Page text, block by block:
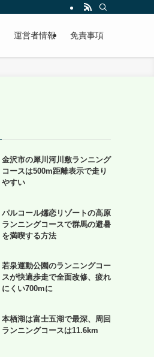
運営者情報 免責事項
金沢市の犀川河川敷ランニング
コースは500m距離表示で走り
やすい
パルコール嬬恋リゾートの高原
ランニングコースで群馬の避暑
を満喫する方法
若泉運動公園のランニングコー
スが快適歩走で全面改修、疲れ
にくい700mに
本栖湖は富士五湖で最深、周回
ランニングコースは11.6km